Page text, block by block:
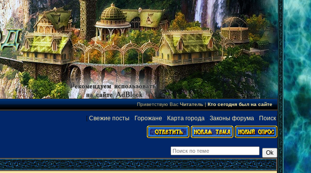
Приветствую Вас Читатель|Кто сегодня был на сайте
[ Свежие посты · Горожане · Карта города · Законы форума · Поиск]